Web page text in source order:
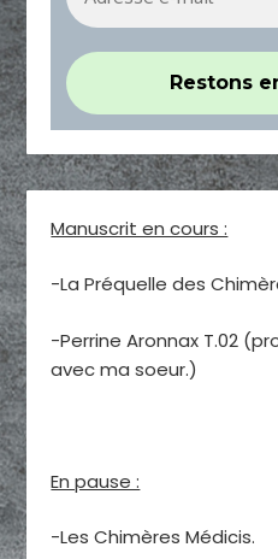
Manuscrit en cours :
-La Préquelle des
-Perrine Aronnax T.02
avec ma soeur.)
En pause :
-Les Chimères Médicis.